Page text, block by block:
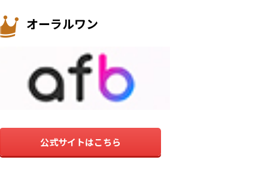
オーラルワン
公式サイトはこちら